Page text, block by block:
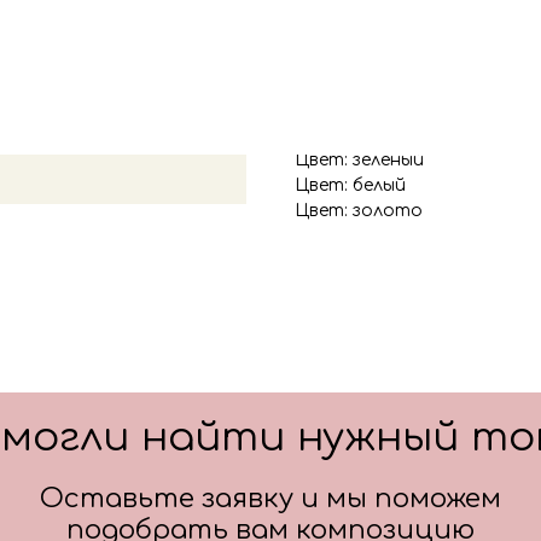
Цвет: зеленый
Цвет: белый
Цвет: золото
найти нужный
Оставьте заявку и мы поможем
подобрать вам композицию